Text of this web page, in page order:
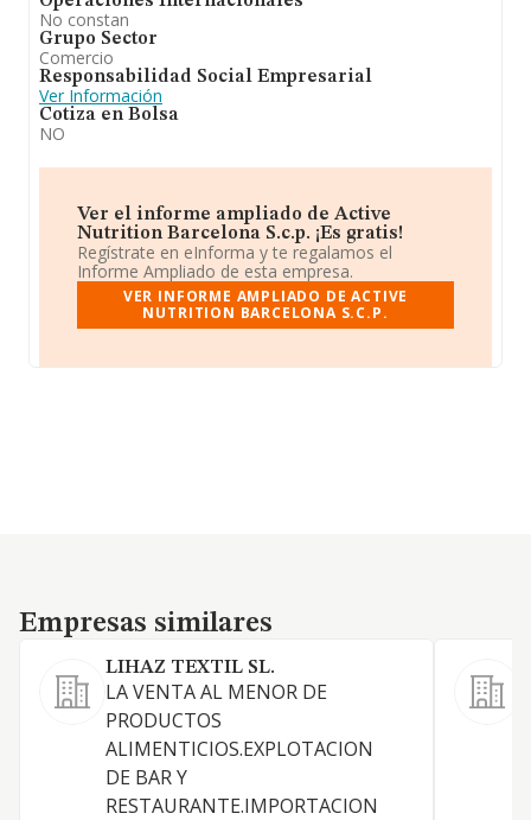
No constan
Grupo Sector
Comercio
Responsabilidad Social Empresarial
Ver Información
Cotiza en Bolsa
NO
Ver el informe ampliado de Active
Nutrition Barcelona S.c.p. ¡Es gratis!
Regístrate en eInforma y te regalamos el
Informe Ampliado de esta empresa.
VER INFORME AMPLIADO DE ACTIVE
NUTRITION BARCELONA S.C.P.
Empresas similares
Empresas similares
LIHAZ TEXTIL SL.
LA VENTA AL MENOR DE
PRODUCTOS
ALIMENTICIOS.EXPLOTACION
DE BAR Y
RESTAURANTE.IMPORTACION